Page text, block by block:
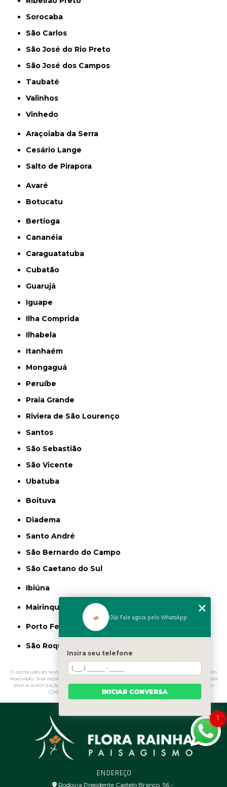
Sorocaba
São Carlos
São José do Rio Preto
São José dos Campos
Taubaté
Valinhos
Vinhedo
Araçoiaba da Serra
Cesário Lange
Salto de Pirapora
Avaré
Botucatu
Bertioga
Cananéia
Caraguatatuba
Cubatão
Guarujá
Iguape
Ilha Comprida
Ilhabela
Itanhaém
Mongaguá
Peruíbe
Praia Grande
Riviera de São Lourenço
Santos
São Sebastião
São Vicente
Ubatuba
Boituva
Diadema
Santo André
São Bernardo do Campo
São Caetano do Sul
Ibiúna
Mairinque
Porto Feliz
São Roque
O conteúdo do texto " Fertilizantes Minerais São Miguel Paulista
" é de direito
reservado. Sua reprodução, parcial ou total, mesmo citando nossos links, é proibida
sem a autorização do autor. Crime de violação de direito autoral – artigo 184 do
Código Penal –
Lei 9610/98 - Lei de direitos autorais
ENDEREÇO
Rodovia Presidente Castelo Branco, 56 - ㅤ
1
Olá! Fale agora pelo WhatsApp
Insira seu telefone
INICIAR CONVERSA